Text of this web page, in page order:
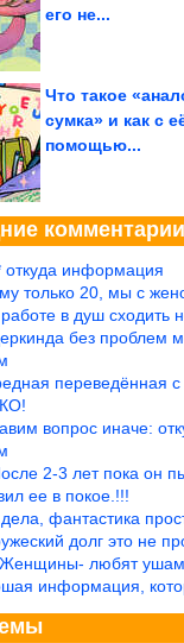
его не...
Что такое
сумка» и как с
помощью...
комментарии
откуда информация
20, мы с женой 38, называется ртутной
в душ сходить не
без проблем можно вырастить всего-то с
переведённая с американского статья. Не
иначе: откуда берётся столь
3 лет пока он пытался! :))) Учитывая,
ее в покое.!!!
фантастика просто))) Даже и добавить
долг это не про секс, это про Жизнь на
любят
которую многим стоило бы взять